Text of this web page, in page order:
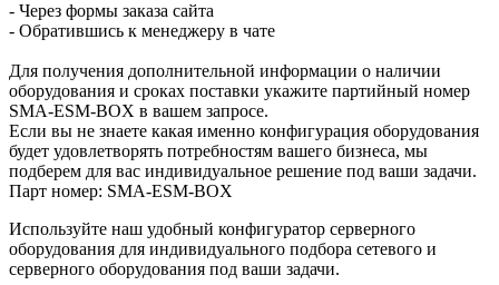
- Через формы заказа сайта
- Обратившись к менеджеру в чате
Для получения дополнительной информации о наличии
оборудования и сроках поставки укажите партийный номер
SMA-ESM-BOX в вашем запросе.
Если вы не знаете какая именно конфигурация оборудования
будет удовлетворять потребностям вашего бизнеса, мы
подберем для вас индивидуальное решение под ваши задачи.
Парт номер: SMA-ESM-BOX
Используйте наш удобный конфигуратор серверного
оборудования для индивидуального подбора сетевого и
серверного оборудования под ваши задачи.